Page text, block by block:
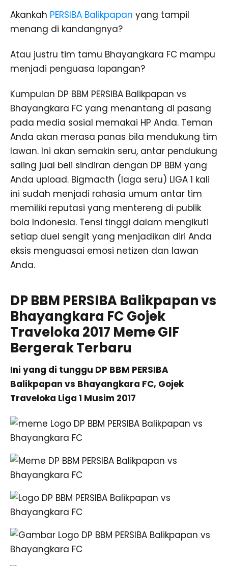
Akankah PERSIBA Balikpapan yang tampil
menang di kandangnya?
Atau justru tim tamu Bhayangkara FC mampu
menjadi penguasa lapangan?
Kumpulan DP BBM PERSIBA Balikpapan vs
Bhayangkara FC yang menantang di pasang
pada media sosial memakai HP Anda. Teman
Anda akan merasa panas bila mendukung tim
lawan. Ini akan semakin seru, antar pendukung
saling jual beli sindiran dengan DP BBM yang
Anda upload. Bigmacth (laga seru) LIGA 1 kali
ini sudah menjadi rahasia umum antar tim
memiliki reputasi yang mentereng di publik
bola Indonesia. Tensi tinggi dalam mengikuti
setiap duel sengit yang menjadikan diri Anda
eksis menguasai emosi netizen dan lawan
Anda.
DP BBM PERSIBA Balikpapan vs
Bhayangkara FC Gojek
Traveloka 2017 Meme GIF
Bergerak Terbaru
Ini yang di tunggu DP BBM PERSIBA
Balikpapan vs Bhayangkara FC, Gojek
Traveloka Liga 1 Musim 2017